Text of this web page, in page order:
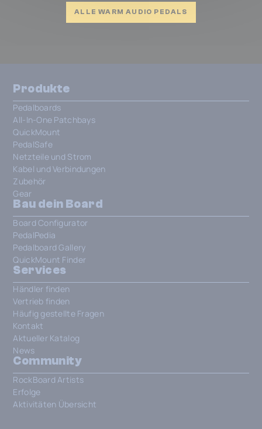
ALLE WARM AUDIO PEDALS
Produkte
Pedalboards
All-In-One Patchbays
QuickMount
PedalSafe
Netzteile und Strom
Kabel und Verbindungen
Zubehör
Gear
Bau dein Board
Board Configurator
PedalPedia
Pedalboard Gallery
QuickMount Finder
Services
Händler finden
Vertrieb finden
Häufig gestellte Fragen
Kontakt
Aktueller Katalog
News
Community
RockBoard Artists
Erfolge
Aktivitäten Übersicht